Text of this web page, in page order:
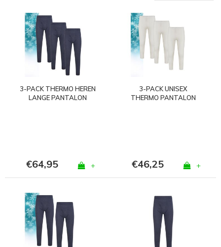
3-PACK THERMO HEREN
LANGE PANTALON
€64,95 +
3-PACK UNISEX
THERMO PANTALON
€46,25 +